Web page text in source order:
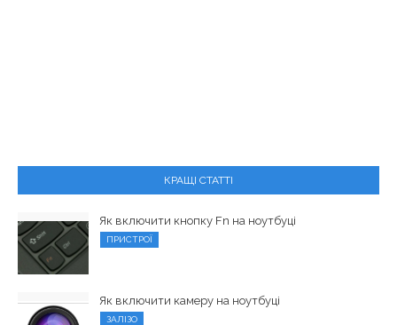
КРАЩІ СТАТТІ
Як включити кнопку Fn на ноутбуці
ПРИСТРОЇ
Як включити камеру на ноутбуці
ЗАЛІЗО